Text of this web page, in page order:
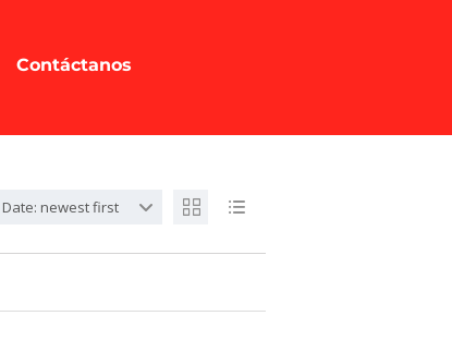
Contáctanos
Date: newest first